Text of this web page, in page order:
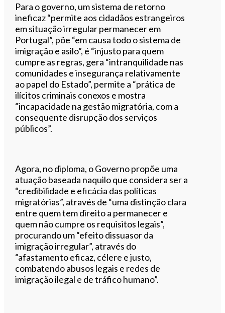
Para o governo, um sistema de retorno
ineficaz “permite aos cidadãos estrangeiros
em situação irregular permanecer em
Portugal”, põe “em causa todo o sistema de
imigração e asilo”, é “injusto para quem
cumpre as regras, gera “intranquilidade nas
comunidades e insegurança relativamente
ao papel do Estado”, permite a “prática de
ilícitos criminais conexos e mostra
“incapacidade na gestão migratória, com a
consequente disrupção dos serviços
públicos”.
Agora, no diploma, o Governo propõe uma
atuação baseada naquilo que considera ser a
“credibilidade e eficácia das políticas
migratórias”, através de “uma distinção clara
entre quem tem direito a permanecer e
quem não cumpre os requisitos legais”,
procurando um “efeito dissuasor da
imigração irregular”, através do
“afastamento eficaz, célere e justo,
combatendo abusos legais e redes de
imigração ilegal e de tráfico humano”.